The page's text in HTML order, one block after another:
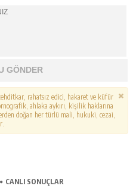
GÖNDER
rahatsız edici, hakaret ve küfür
ahlaka aykırı, kişilik haklarına
doğan her türlü mali, hukuki, cezai,
CANLI SONUÇLAR